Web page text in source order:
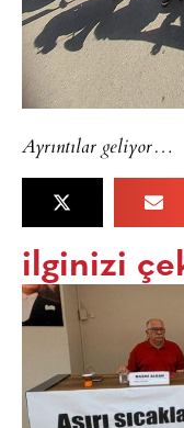
Ayrıntılar geliyor…
ilginizi